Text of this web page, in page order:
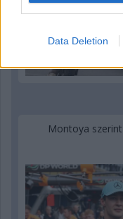
Data Deletion
Montoya